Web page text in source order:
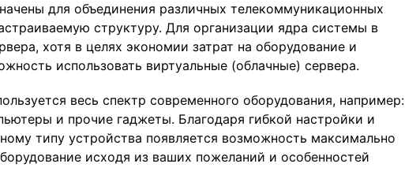
для объединения различных телекоммуникационных
структуру. Для организации ядра системы в
хотя в целях экономии затрат на оборудование и
использовать виртуальные (облачные) сервера.
весь спектр современного оборудования, например:
и прочие гаджеты. Благодаря гибкой настройки и
типу устройства появляется возможность максимально
исходя из ваших пожеланий и особенностей